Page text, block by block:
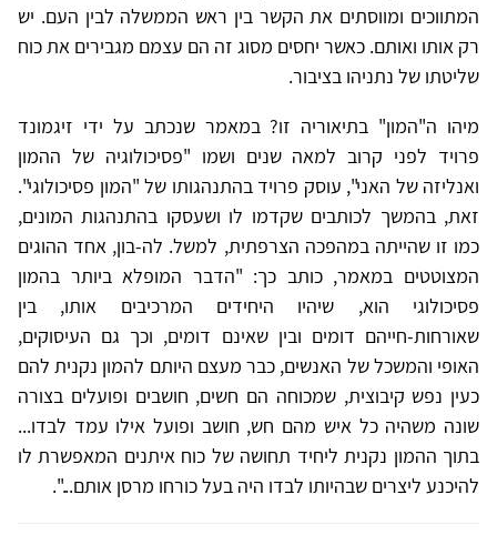
המתווכים ומווסתים את הקשר בין ראש הממשלה לבין העם. יש
רק אותו ואותם. כאשר יחסים מסוג זה הם עצמם מגבירים את כוח
שליטתו של נתניהו בציבור.
מיהו ה"המון" בתיאוריה זו? במאמר שנכתב על ידי זיגמונד
פרויד לפני קרוב למאה שנים ושמו "פסיכולוגיה של ההמון
ואנליזה של האני", עוסק פרויד בהתנהגותו של "המון פסיכולוגי".
זאת, בהמשך לכותבים שקדמו לו ושעסקו בהתנהגות המונים,
כמו זו שהייתה במהפכה הצרפתית, למשל. לה-בון, אחד ההוגים
המצוטטים במאמר, כותב כך: "הדבר המופלא ביותר בהמון
פסיכולוגי הוא, שיהיו היחידים המרכיבים אותו, בין
שאורחות-חייהם דומים ובין שאינם דומים, וכך גם העיסוקים,
האופי והמשכל של האנשים, כבר מעצם היותם להמון נקנית להם
כעין נפש קיבוצית, שמכוחה הם חשים, חושבים ופועלים בצורה
שונה משהיה כל איש מהם חש, חושב ופועל אילו עמד לבדו...
בתוך ההמון נקנית ליחיד תחושה של כוח איתנים המאפשרת לו
להיכנע ליצרים שבהיותו לבדו היה בעל כורחו מרסן אותם...".